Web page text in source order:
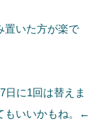
置いた方が楽で
日に1回は替えま
もいいかもね。←